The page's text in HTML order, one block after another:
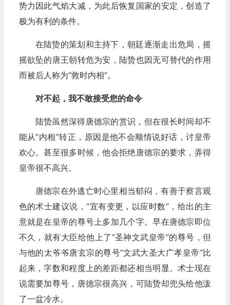
势力因此气焰大减，为此后恢复国家的安定，创造了
极为有利的条件。
在陆贽的策划和主持下，朝廷逐渐走出危局，摇
摇欲坠的唐王朝转危为安，陆贽也因无可替代的作用
而被后人称为“救时内相”。
对不起，我不敢接受您的命令
陆贽虽然深得唐德宗的赏识，但在很长时间却不
能从“内相”转正，原因是他不会顺情说好话，讨皇帝
欢心。甚至很多时候，他会拒绝唐德宗的要求，弄得
皇帝很不高兴。
唐德宗在外逃亡时心里相当郁闷，有善于察言观
色的术士建议说，“宜有变更，以应时数”，给出的主
意就是在皇帝的尊号上多加几个字。早在唐德宗即位
不久，就有大臣给他上了“圣神文武皇帝”的尊号，但
与他的太爷爷唐玄宗的尊号“文武大圣大广孝皇帝”比
起来，字数和程度上的差距都还相当明显。术士现在
说需要加尊号，唐德宗很高兴，可陆贽却兜头给他泼
了一盆冷水。